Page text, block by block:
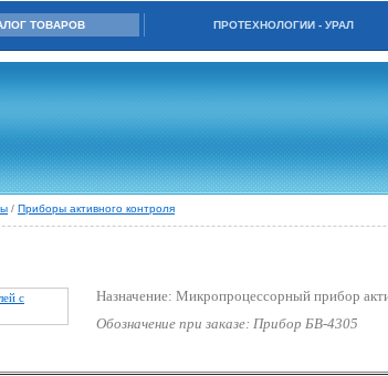
ТОВАРОВ ПРОТЕХНОЛОГИИ - УРАЛ
/ Приборы активного контроля
Назначение: Микропроцессорный прибор
Обозначение при заказе: Прибор БВ-4305